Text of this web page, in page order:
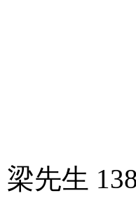
梁先生